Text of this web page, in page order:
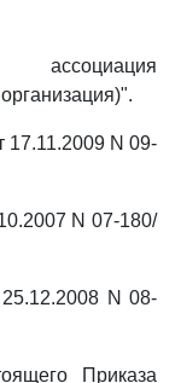
N 09-
N 07-180/
N 08-
Приказа